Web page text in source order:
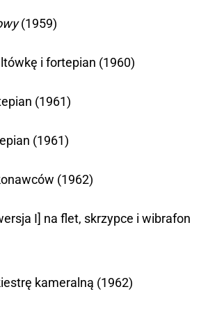
(1959)
i fortepian (1960)
(1961)
(1961)
(1962)
I] na flet, skrzypce i wibrafon
kameralną (1962)